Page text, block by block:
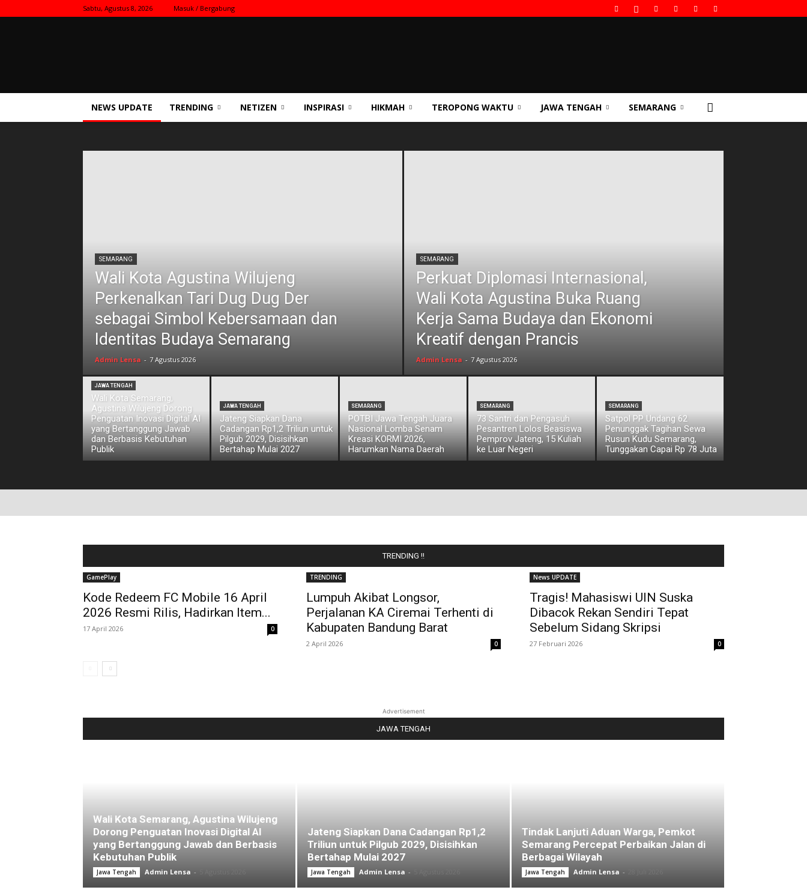
Sabtu, Agustus 8, 2026 Masuk / Bergabung
NEWS UPDATE TRENDING NETIZEN INSPIRASI HIKMAH TEROPONG WAKTU JAWA TENGAH SEMARANG
SEMARANG
Wali Kota Agustina Wilujeng
Perkenalkan Tari Dug Dug Der
sebagai Simbol Kebersamaan dan
Identitas Budaya Semarang
Admin Lensa - 7 Agustus 2026
SEMARANG
Perkuat Diplomasi Internasional,
Wali Kota Agustina Buka Ruang
Kerja Sama Budaya dan Ekonomi
Kreatif dengan Prancis
Admin Lensa - 7 Agustus 2026
JAWA TENGAH
Wali Kota Semarang,
Agustina Wilujeng Dorong
Penguatan Inovasi Digital AI
yang Bertanggung Jawab
dan Berbasis Kebutuhan
Publik
JAWA TENGAH
Jateng Siapkan Dana
Cadangan Rp1,2 Triliun untuk
Pilgub 2029, Disisihkan
Bertahap Mulai 2027
SEMARANG
POTBI Jawa Tengah Juara
Nasional Lomba Senam
Kreasi KORMI 2026,
Harumkan Nama Daerah
SEMARANG
73 Santri dan Pengasuh
Pesantren Lolos Beasiswa
Pemprov Jateng, 15 Kuliah
ke Luar Negeri
SEMARANG
Satpol PP Undang 62
Penunggak Tagihan Sewa
Rusun Kudu Semarang,
Tunggakan Capai Rp 78 Juta
TRENDING !!
GamePlay
Kode Redeem FC Mobile 16 April
2026 Resmi Rilis, Hadirkan Item...
17 April 2026 0
TRENDING
Lumpuh Akibat Longsor,
Perjalanan KA Ciremai Terhenti di
Kabupaten Bandung Barat
2 April 2026 0
News UPDATE
Tragis! Mahasiswi UIN Suska
Dibacok Rekan Sendiri Tepat
Sebelum Sidang Skripsi
27 Februari 2026 0
Advertisement
JAWA TENGAH
Wali Kota Semarang, Agustina Wilujeng
Dorong Penguatan Inovasi Digital AI
yang Bertanggung Jawab dan Berbasis
Kebutuhan Publik
Jawa Tengah Admin Lensa -
Jateng Siapkan Dana Cadangan Rp1,2
Triliun untuk Pilgub 2029, Disisihkan
Bertahap Mulai 2027
Jawa Tengah Admin Lensa -
Tindak Lanjuti Aduan Warga, Pemkot
Semarang Percepat Perbaikan Jalan di
Berbagai Wilayah
Jawa Tengah Admin Lensa -